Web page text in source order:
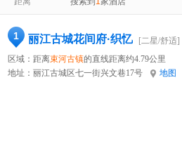
1 丽江古城花间府·织忆
[二星/舒适]
区域：距离束河古镇的直线距离约4.79公里
地址： 丽江古城区七一街兴文巷17号 地图